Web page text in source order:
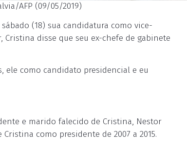
AFP (09/05/2019)
(18) sua candidatura como vice-
disse que seu ex-chefe de gabinete
como candidato presidencial e eu
e marido falecido de Cristina, Nestor
como presidente de 2007 a 2015.